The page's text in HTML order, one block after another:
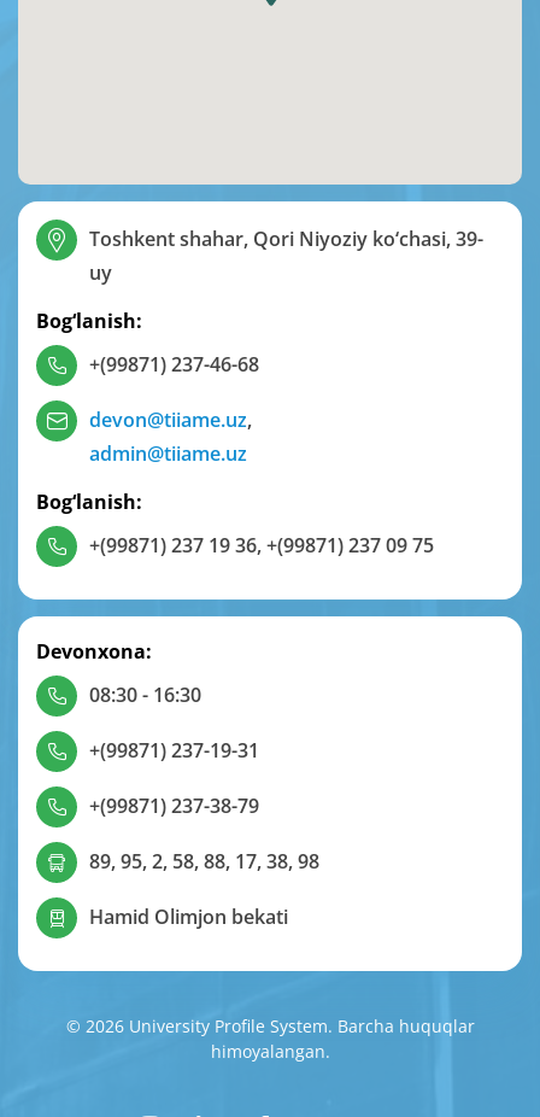
Toshkent shahar, Qori Niyoziy ko‘chasi, 39-
uy
Bog‘lanish:
+(99871) 237-46-68
devon@tiiame.uz,
admin@tiiame.uz
Bog‘lanish:
+(99871) 237 19 36,+(99871) 237 09 75
Devonxona:
08:30 - 16:30
+(99871) 237-19-31
+(99871) 237-38-79
89, 95, 2, 58, 88, 17, 38, 98
Hamid Olimjon bekati
© 2026 University Profile System. Barcha huquqlar
himoyalangan.